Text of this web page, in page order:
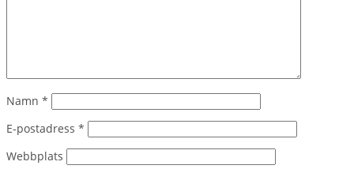
Namn *
E-postadress *
Webbplats